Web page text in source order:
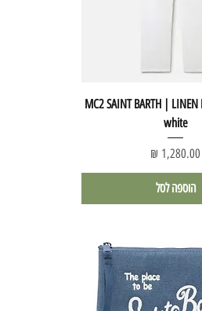
MC2 SAINT BARTH | LINEN
white
מחיר
הוספה לסל